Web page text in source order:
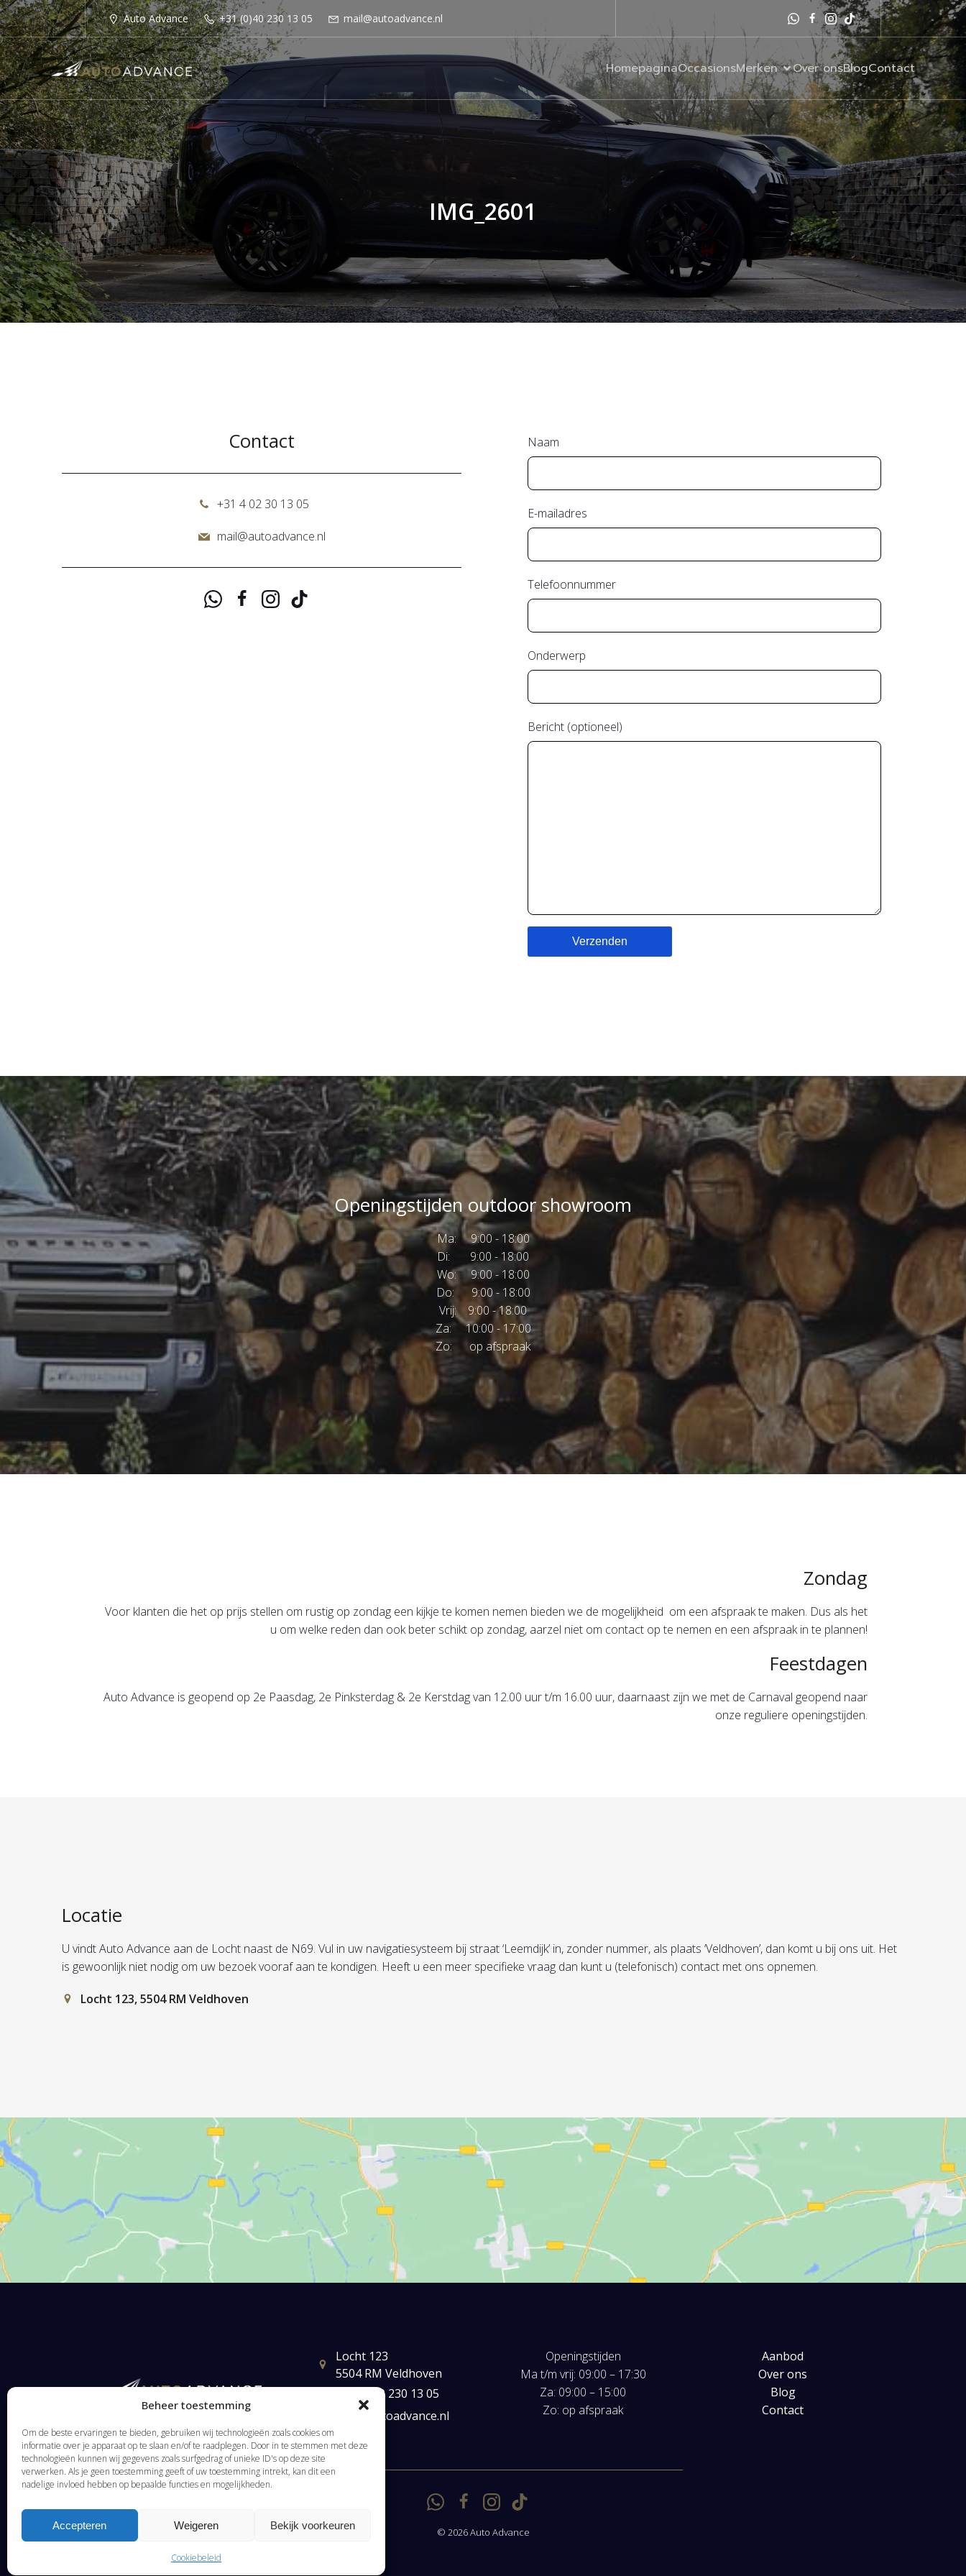
Beheer toestemming
Om de beste ervaringen te bieden, gebruiken wij technologieën zoals cookies om
informatie over je apparaat op te slaan en/of te raadplegen. Door in te stemmen met deze
technologieën kunnen wij gegevens zoals surfgedrag of unieke ID's op deze site
verwerken. Als je geen toestemming geeft of uw toestemming intrekt, kan dit een
nadelige invloed hebben op bepaalde functies en mogelijkheden.
Accepteren Weigeren Bekijk voorkeuren
Cookiebeleid
Auto Advance +31 (0)40 230 13 05 mail@autoadvance.nl
HomepaginaOccasionsMerken Over onsBlogContact
IMG_2601
Contact
+31 4 02 30 13 05
mail@autoadvance.nl
Naam
E-mailadres
Telefoonnummer
Onderwerp
Bericht (optioneel)
Openingstijden outdoor showroom
Ma: 9:00 - 18:00
Di: 9:00 - 18:00
Wo: 9:00 - 18:00
Do: 9:00 - 18:00
Vrij: 9:00 - 18:00
Za: 10:00 - 17:00
Zo: op afspraak
Zondag
Voor klanten die het op prijs stellen om rustig op zondag een kijkje te komen nemen bieden we de mogelijkheid om een afspraak te maken. Dus als het
u om welke reden dan ook beter schikt op zondag, aarzel niet om contact op te nemen en een afspraak in te plannen!
Feestdagen
Auto Advance is geopend op 2e Paasdag, 2e Pinksterdag & 2e Kerstdag van 12.00 uur t/m 16.00 uur, daarnaast zijn we met de Carnaval geopend naar
onze reguliere openingstijden.
Locatie
U vindt Auto Advance aan de Locht naast de N69. Vul in uw navigatiesysteem bij straat ‘Leemdijk’ in, zonder nummer, als plaats ‘Veldhoven’, dan komt u bij ons uit. Het
is gewoonlijk niet nodig om uw bezoek vooraf aan te kondigen. Heeft u een meer specifieke vraag dan kunt u (telefonisch) contact met ons opnemen.
Locht 123, 5504 RM Veldhoven
deze inhoud in te schakelen
Locht 123
5504 RM Veldhoven
+31(0) 40 230 13 05
mail@autoadvance.nl
Openingstijden
Ma t/m vrij: 09:00 – 17:30
Za: 09:00 – 15:00
Zo: op afspraak
Aanbod
Over ons
Blog
Contact
© 2026 Auto Advance